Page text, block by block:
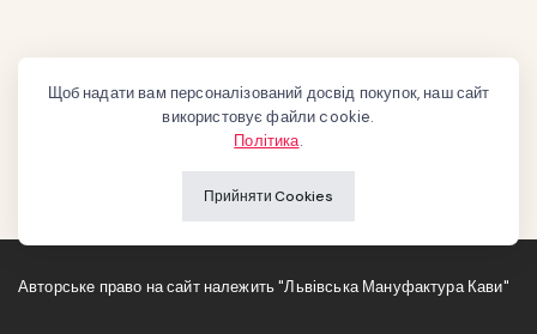
Авторське право на сайт належить "Львівська Мануфактура Кави"
Щоб надати вам персоналізований досвід покупок, наш сайт
використовує файли cookie.
Політика.
Прийняти Cookies